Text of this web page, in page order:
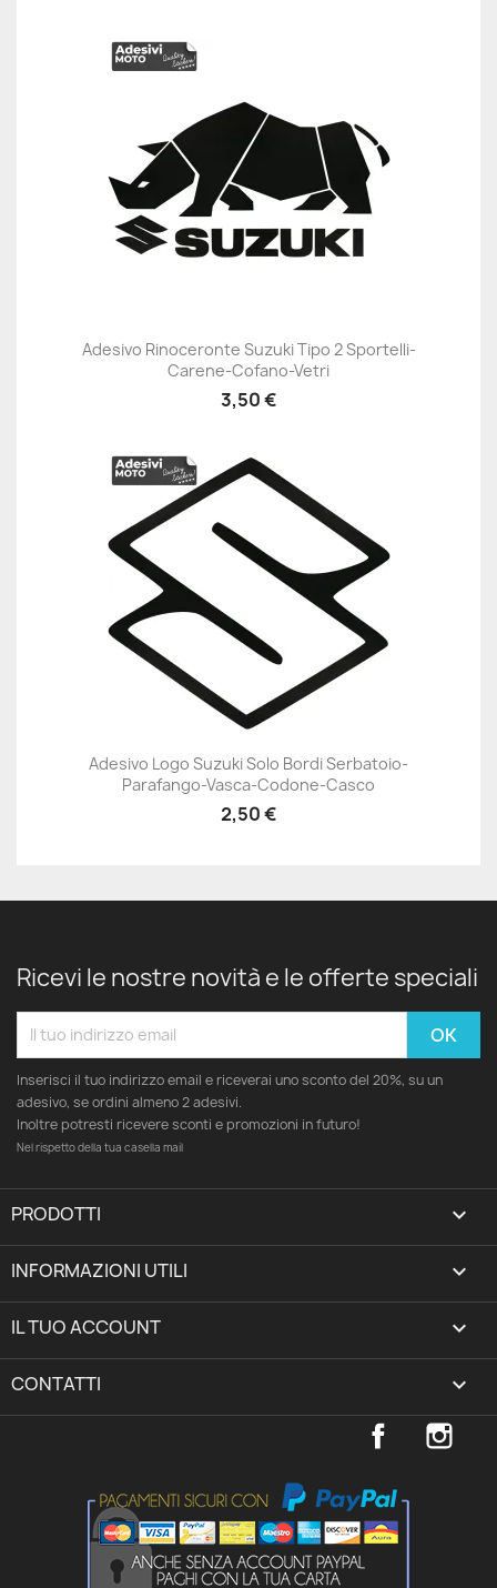
Adesivo Rinoceronte Suzuki Tipo 2 Sportelli-
Carene-Cofano-Vetri
3,50 €
Adesivo Logo Suzuki Solo Bordi Serbatoio-
Parafango-Vasca-Codone-Casco
2,50 €
Ricevi le nostre novità e le offerte speciali
Inserisci il tuo indirizzo email e riceverai uno sconto del 20%, su un
adesivo, se ordini almeno 2 adesivi.
Inoltre potresti ricevere sconti e promozioni in futuro!
Nel rispetto della tua casella mail
PRODOTTI 
INFORMAZIONI UTILI 
IL TUO ACCOUNT expand_more
CONTATTI keyboard_arrow_down
Facebook